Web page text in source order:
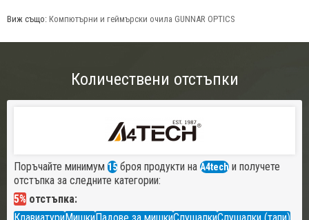
Виж също: Компютърни и геймърски очила GUNNAR OPTICS
Количествени отстъпки
Поръчайте минимум 15 броя продукти на A4tech и получете
отстъпка за следните категории:
5% отстъпка: